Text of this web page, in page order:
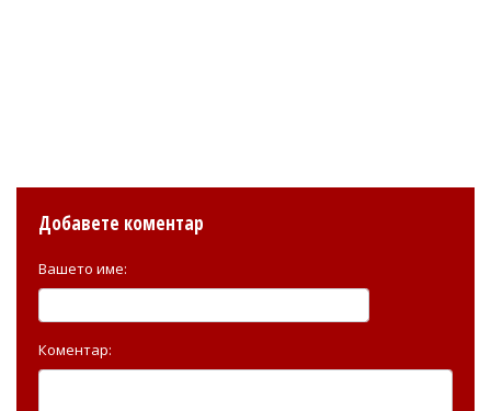
Добавете коментар
Вашето име:
Коментар: